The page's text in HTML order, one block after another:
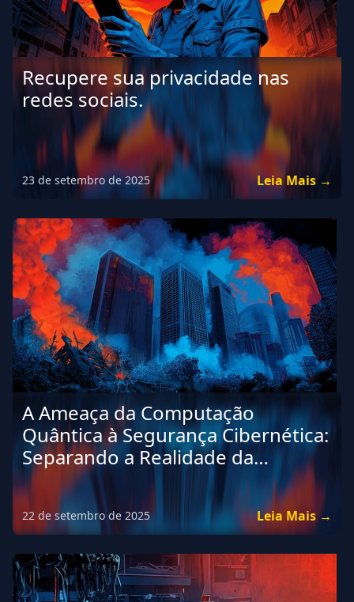
Recupere sua privacidade nas
redes sociais.
23 de setembro de 2025 Leia Mais →
A Ameaça da Computação
Quântica à Segurança Cibernética:
Separando a Realidade da
Exagerada
22 de setembro de 2025 Leia Mais →